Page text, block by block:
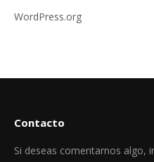
WordPress.org
Contacto
Si deseas comentarnos algo,